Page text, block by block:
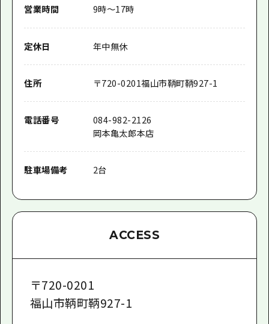
営業時間 9時～17時
定休日 年中無休
住所 〒720-0201福山市鞆町鞆927-1
電話番号
084-982-2126
岡本亀太郎本店
駐車場備考 2台
ACCESS
〒720-0201
福山市鞆町鞆927-1